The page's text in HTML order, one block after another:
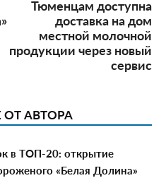
Тюменцам доступна
доставка на дом
местной молочной
продукции через новый
сервис
АВТОРА
в ТОП-20: открытие
«Белая Долина»